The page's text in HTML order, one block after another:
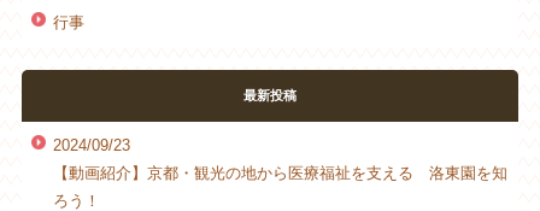
行事
最新投稿
2024/09/23
【動画紹介】京都・観光の地から医療福祉を支える 洛東園を知
ろう！